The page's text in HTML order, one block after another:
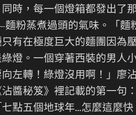
時，每一個燈箱都發出了
粉蒸煮過頭的氣味。「麵
有在極度巨大的麵團因為
燈。一個穿著西裝的男人
左轉！綠燈沒用啊！」廖
醬秘笈》裡記載的第一句
點五個地球年…怎麼這麼